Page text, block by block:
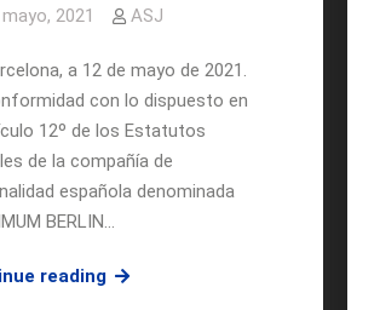
2021 ASJ
a 12 de mayo de 2021.
con lo dispuesto en
12º de los Estatutos
de la compañía de
española denominada
BERLIN…
readingCONVOCATORIA